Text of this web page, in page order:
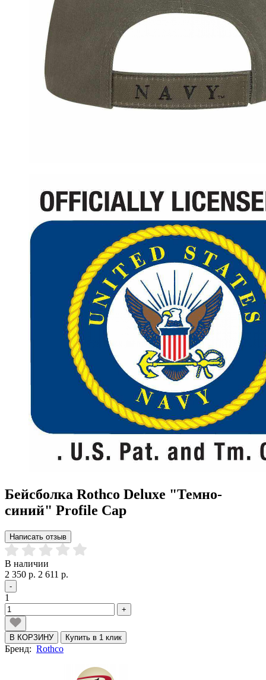
Бейсболка Rothco Deluxe "Темно-
синий" Profile Cap
Написать отзыв
В наличии
2 350 р. 2 611 р.
-
1
+
В КОРЗИНУ Купить в 1 клик
Бренд: Rothco